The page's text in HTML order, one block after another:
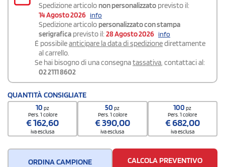
Spedizione articolo non personalizzato previsto il:
14 Agosto 2026 info
Spedizione articolo personalizzato con stampa
serigrafica previsto il: 28 Agosto 2026 info
É possibileanticipare la data di spedizionedirettamente
al carrello.
Se hai bisogno di una consegnatassativa, contattaci al:
02 2111 8602
QUANTITÀ CONSIGLIATE
10pz
Pers. 1 colore
€162,60
iva esclusa
50pz
Pers. 1 colore
€390,00
iva esclusa
100pz
Pers. 1 colore
€682,00
iva esclusa
ORDINA CAMPIONE
CALCOLA PREVENTIVO